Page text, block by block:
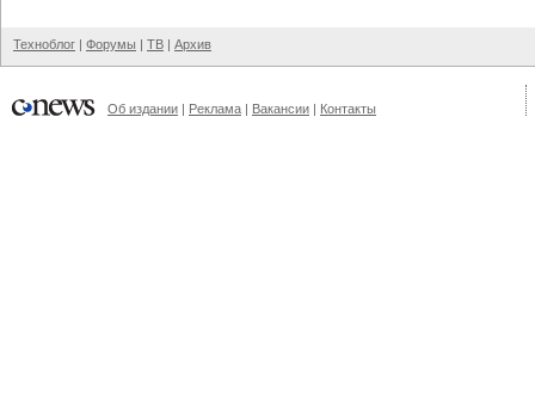
Техноблог | Форумы | ТВ | Архив
Об издании | Реклама | Вакансии | Контакты